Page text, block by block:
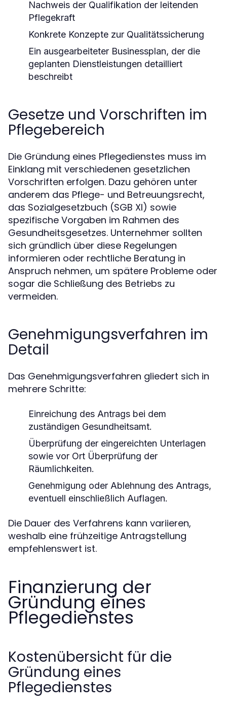
Nachweis der Qualifikation der leitenden
Pflegekraft
Konkrete Konzepte zur Qualitätssicherung
Ein ausgearbeiteter Businessplan, der die
geplanten Dienstleistungen detailliert
beschreibt
Gesetze und Vorschriften im
Pflegebereich
Die Gründung eines Pflegedienstes muss im
Einklang mit verschiedenen gesetzlichen
Vorschriften erfolgen. Dazu gehören unter
anderem das Pflege- und Betreuungsrecht,
das Sozialgesetzbuch (SGB XI) sowie
spezifische Vorgaben im Rahmen des
Gesundheitsgesetzes. Unternehmer sollten
sich gründlich über diese Regelungen
informieren oder rechtliche Beratung in
Anspruch nehmen, um spätere Probleme oder
sogar die Schließung des Betriebs zu
vermeiden.
Genehmigungsverfahren im
Detail
Das Genehmigungsverfahren gliedert sich in
mehrere Schritte:
Einreichung des Antrags bei dem
zuständigen Gesundheitsamt.
Überprüfung der eingereichten Unterlagen
sowie vor Ort Überprüfung der
Räumlichkeiten.
Genehmigung oder Ablehnung des Antrags,
eventuell einschließlich Auflagen.
Die Dauer des Verfahrens kann variieren,
weshalb eine frühzeitige Antragstellung
empfehlenswert ist.
Finanzierung der
Gründung eines
Pflegedienstes
Kostenübersicht für die
Gründung eines
Pflegedienstes